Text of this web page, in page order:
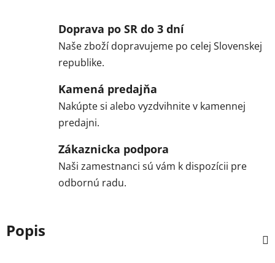
Doprava po SR do 3 dní
Naše zboží dopravujeme po celej Slovenskej
republike.
Kamená predajňa
Nakúpte si alebo vyzdvihnite v kamennej
predajni.
Zákaznicka podpora
Naši zamestnanci sú vám k dispozícii pre
odbornú radu.
Popis